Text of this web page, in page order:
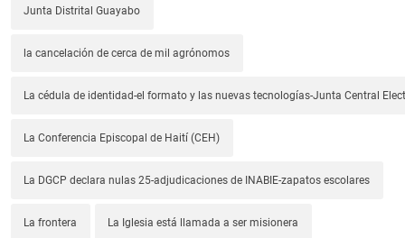
Junta Distrital Guayabo
la cancelación de cerca de mil agrónomos
La cédula de identidad-el formato y las nuevas tecnologías-Junta Central
La Conferencia Episcopal de Haití (CEH)
La DGCP declara nulas 25-adjudicaciones de INABIE-zapatos escolares
La frontera La Iglesia está llamada a ser misionera